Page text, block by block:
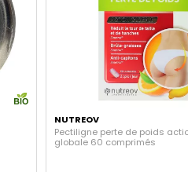
NUTREOV
Pectiligne perte de poids
globale 60 comprimés